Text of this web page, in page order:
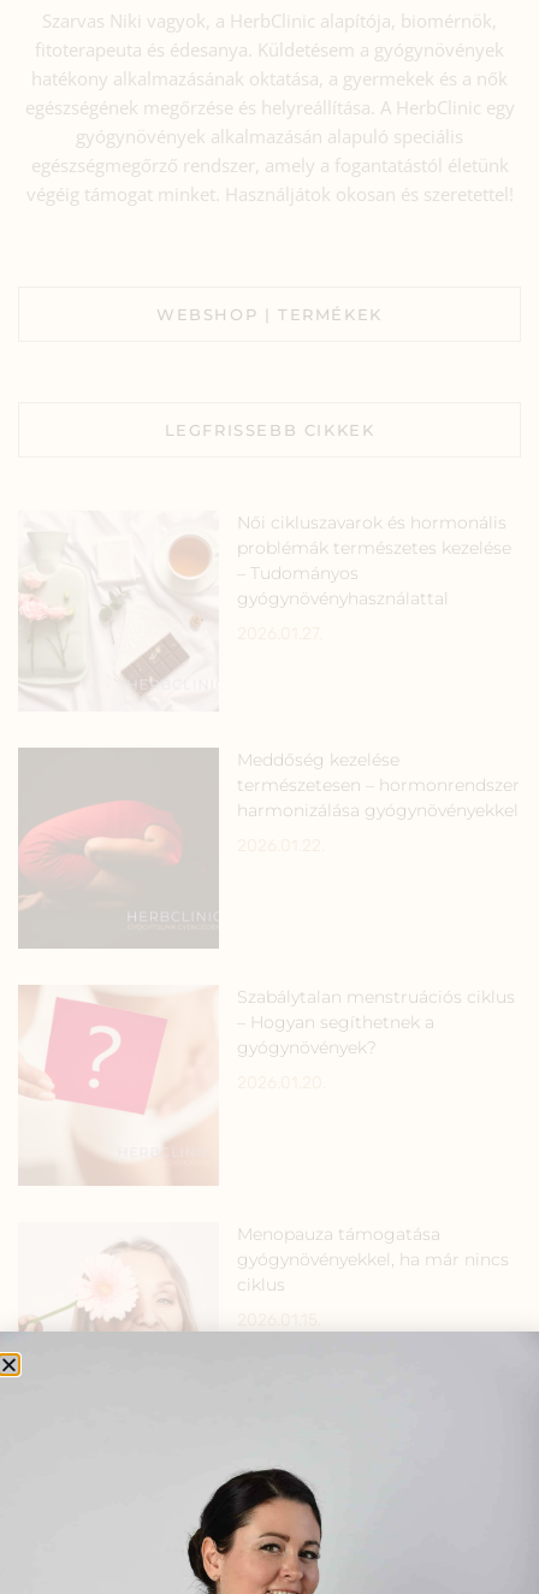
Szarvas Niki vagyok, a HerbClinic alapítója, biomérnök,
fitoterapeuta és édesanya. Küldetésem a gyógynövények
hatékony alkalmazásának oktatása, a gyermekek és a nők
egészségének megőrzése és helyreállítása. A HerbClinic egy
gyógynövények alkalmazásán alapuló speciális
egészségmegőrző rendszer, amely a fogantatástól életünk
végéig támogat minket. Használjátok okosan és szeretettel!
WEBSHOP | TERMÉKEK
LEGFRISSEBB CIKKEK
Női cikluszavarok és hormonális
problémák természetes kezelése
– Tudományos
gyógynövényhasználattal
Meddőség kezelése
természetesen – hormonrendszer
harmonizálása gyógynövényekkel
Szabálytalan menstruációs ciklus
– Hogyan segíthetnek a
gyógynövények?
Menopauza támogatása
gyógynövényekkel, ha már nincs
ciklus
2026.01.15.
Változókori hőhullámok és
hormonális egyensúly:
tudományos
gyógynövényhasználat a női
jólétért